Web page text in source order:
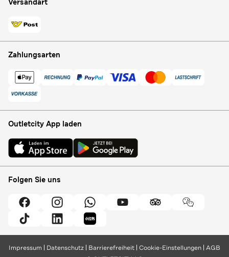
Versandart
Zahlungsarten
Outletcity App laden
Folgen Sie uns
Impressum Datenschutz Barrierefreiheit Cookie-Einstellungen AGB